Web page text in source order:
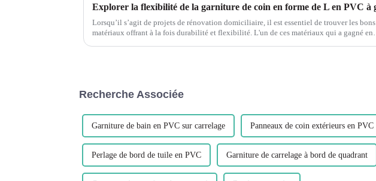
Lorsqu’il s’agit de projets de rénovation domiciliaire, il est essentiel de trouver les bons
matériaux offrant à la fois durabilité et flexibilité. L'un de ces matériaux qui a gagné en
Recherche Associée
Garniture de bain en PVC sur carrelage Panneaux de coin extérieurs en PVC
Perlage de bord de tuile en PVC Garniture de carrelage à bord de quadrant